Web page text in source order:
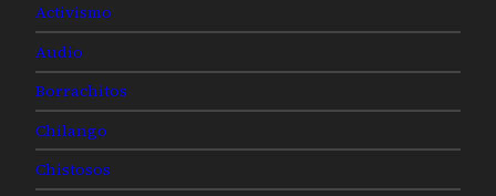
Activismo
Audio
Borrachitos
Chilango
Chistosos